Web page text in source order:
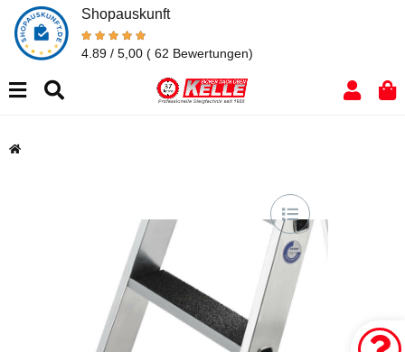
Shopauskunft
4.89 / 5,00 ( 62 Bewertungen)